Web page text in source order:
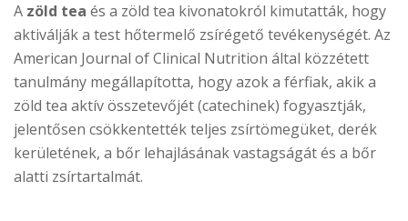
A zöld tea és a zöld tea kivonatokról kimutatták, hogy
aktiválják a test hőtermelő zsírégető tevékenységét. Az
American Journal of Clinical Nutrition által közzétett
tanulmány megállapította, hogy azok a férfiak, akik a
zöld tea aktív összetevőjét (catechinek) fogyasztják,
jelentősen csökkentették teljes zsírtömegüket, derék
kerületének, a bőr lehajlásának vastagságát és a bőr
alatti zsírtartalmát.